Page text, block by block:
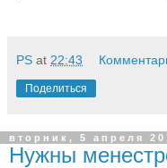
PS at 22:43
Поделиться
вторник, 5 апреля
Нужны